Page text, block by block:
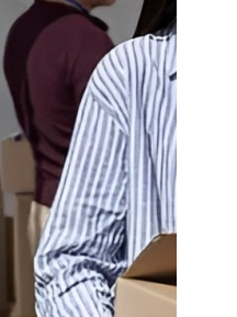
Buat
Gimana
?
Cara
Di Tiktokshop
menjadi tempat